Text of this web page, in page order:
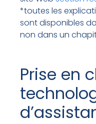
*toutes les
sont disponibles
non dans un
Prise en